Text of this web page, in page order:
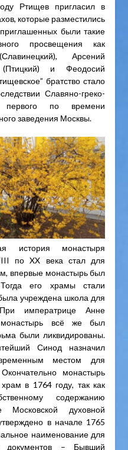
Ртищев пригласил в
которые разместились
были такие
просвещения как
Арсений
(Птицкий) и Феодосий
братство стало
Славяно-греко-
по времени
заведения Москвы.
история монастыря
по XX века стал для
впервые монастырь был
его храмы стали
учреждена школа для
императрице Анне
всё же был
были ликвидированы.
Синод назначил
местом для
монастырь
в 1764 году, так как
содержанию
Московской духовной
в начале 1765
наименование для
документов – Бывший